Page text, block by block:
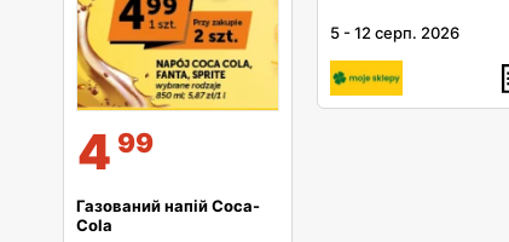
4 99
Газований напій Coca-
Cola
5 -12 серп. 2026